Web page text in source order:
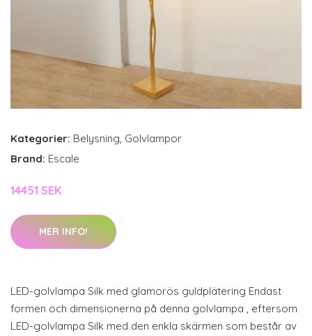
Kategorier: Belysning, Golvlampor
Brand: Escale
14451 SEK
MER INFO!
LED-golvlampa Silk med glamorös guldplätering Endast
formen och dimensionerna på denna golvlampa , eftersom
LED-golvlampa Silk med den enkla skärmen som består av